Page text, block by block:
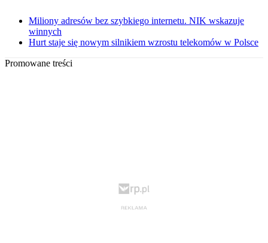
Miliony adresów bez szybkiego internetu. NIK wskazuje
winnych
Hurt staje się nowym silnikiem wzrostu telekomów w Polsce
Promowane treści